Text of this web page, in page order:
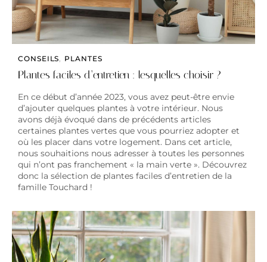
CONSEILS, PLANTES
Plantes faciles d’entretien : lesquelles choisir ?
En ce début d’année 2023, vous avez peut-être envie
d’ajouter quelques plantes à votre intérieur. Nous
avons déjà évoqué dans de précédents articles
certaines plantes vertes que vous pourriez adopter et
où les placer dans votre logement. Dans cet article,
nous souhaitions nous adresser à toutes les personnes
qui n’ont pas franchement « la main verte ». Découvrez
donc la sélection de plantes faciles d’entretien de la
famille Touchard !